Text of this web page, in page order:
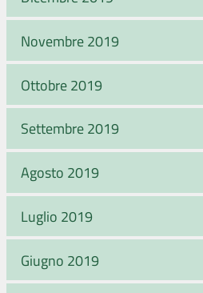
Novembre 2019
Ottobre 2019
Settembre 2019
Agosto 2019
Luglio 2019
Giugno 2019